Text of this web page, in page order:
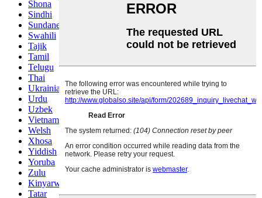
Shona
Sindhi
Sundanese
Swahili
Tajik
Tamil
Telugu
Thai
Ukrainian
Urdu
Uzbek
Vietnamese
Welsh
Xhosa
Yiddish
Yoruba
Zulu
Kinyarwanda
Tatar